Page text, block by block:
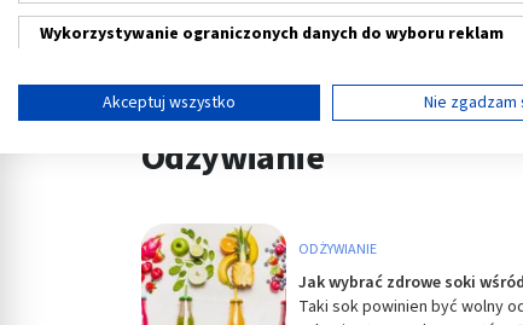
Poznaj skuteczne sposoby walki z
Odżywianie
ODŻYWIANIE
Jak wybrać zdrowe soki
Taki sok powinien być wolny
Wykorzystywanie ograniczonych danych do wyboru reklam
Tworzenie profili w celu spersonalizowanych reklam
Tworzenie profili w celu personalizacji treści
Wykorzystywanie profili w celu doboru spersonalizowanych
Pomiar efektywności reklam
Akceptuj wszystko Nie zgadzam